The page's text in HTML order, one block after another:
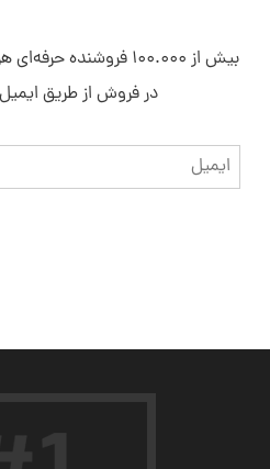
بیش از ۱۰۰.۰۰۰
در فروش از طریق
ایمیل